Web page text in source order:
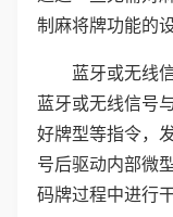
制麻将牌功能的
蓝牙或无线
蓝牙或无线信号
好牌型等指令，
号后驱动内部微
码牌过程中进行